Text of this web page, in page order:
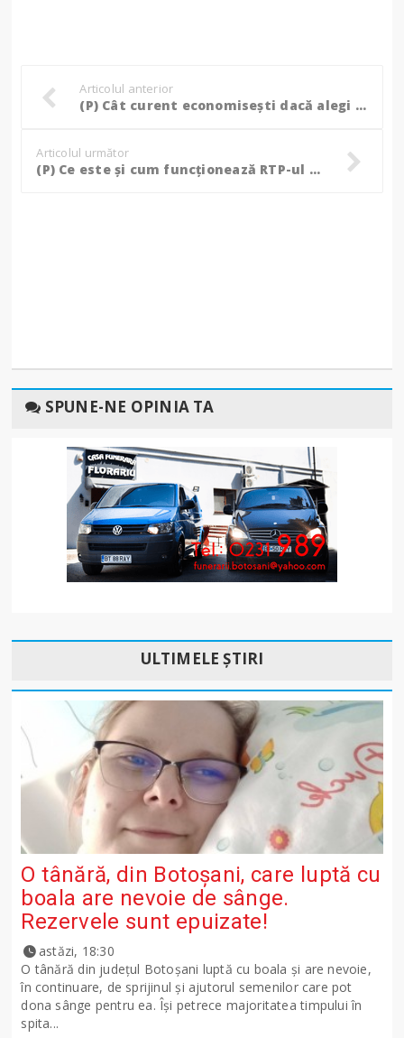
Articolul anterior
(P) Cât curent economisești dacă alegi un frigider incorporabil? Mai mult decât crezi!
Articolul următor
(P) Ce este și cum funcționează RTP-ul la sloturi online?
SPUNE-NE OPINIA TA
ULTIMELE ȘTIRI
O tânără, din Botoșani, care luptă cu
boala are nevoie de sânge.
Rezervele sunt epuizate!
astăzi, 18:30
O tânără din județul Botoșani luptă cu boala și are nevoie,
în continuare, de sprijinul și ajutorul semenilor care pot
dona sânge pentru ea. Își petrece majoritatea timpului în
spita...